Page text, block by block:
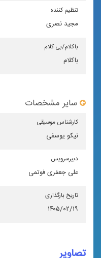
تنظیم كننده
مجید نصری
باكلام/بی كلام
باکلام
سایر مشخصات
كارشناس موسیقی
نیکو یوسفی
دبیرسرویس
علی جعفری فوتمی
تاریخ بارگذاری
۱۴۰۵/۰۲/۱۹
تصاویر